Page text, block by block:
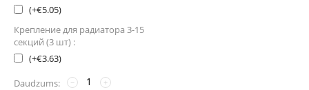
(+€5.05)
Крепление для радиатора 3-15
секций (3 шт) :
(+€3.63)
Daudzums:
+
−